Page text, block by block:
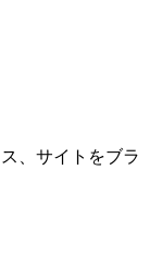
、サイトをブラ